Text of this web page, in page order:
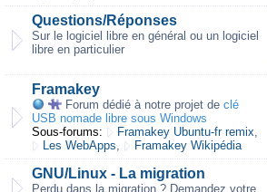
Questions/Réponses
Sur le logiciel libre en général ou un logiciel
libre en particulier
Framakey
Forum dédié à notre projet de clé
USB nomade libre sous Windows
Sous-forums:
Framakey Ubuntu-fr remix,
Les WebApps, Framakey Wikipédia
GNU/Linux - La migration
Perdu dans la migration ? Demandez votre